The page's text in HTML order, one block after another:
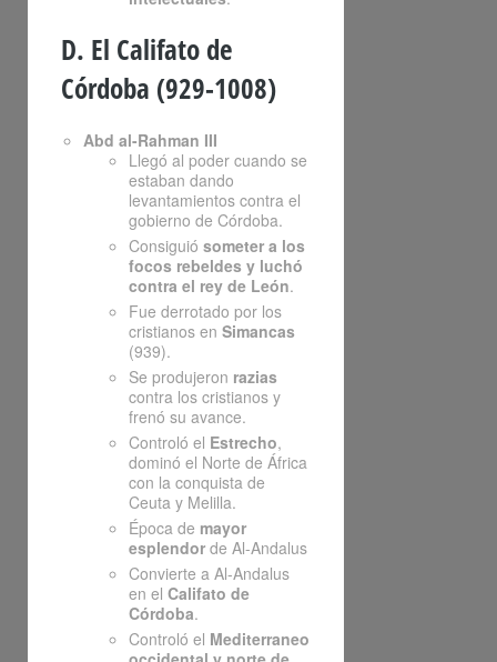
D. El Califato de
Córdoba (929-1008)
Abd al-Rahman III
Llegó al poder cuando se
estaban dando
levantamientos contra el
gobierno de Córdoba.
Consiguió someter a los
focos rebeldes y luchó
contra el rey de León.
Fue derrotado por los
cristianos en Simancas
(939).
Se produjeron razias
contra los cristianos y
frenó su avance.
Controló el Estrecho,
dominó el Norte de África
con la conquista de
Ceuta y Melilla.
Época de mayor
esplendor de Al-Andalus
Convierte a Al-Andalus
en el Califato de
Córdoba.
Controló el Mediterraneo